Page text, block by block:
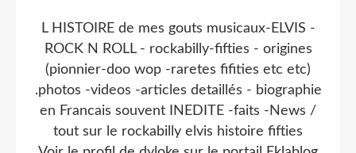
L HISTOIRE de mes gouts musicaux-ELVIS -
ROCK N ROLL - rockabilly-fifties - origines
(pionnier-doo wop -raretes fifities etc etc)
.photos -videos -articles detaillés - biographie
en Francais souvent INEDITE -faits -News /
tout sur le rockabilly elvis histoire fifties